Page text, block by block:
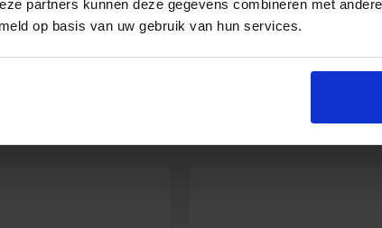
partners kunnen deze gegevens combineren met
op basis van uw gebruik van hun services.
Pflasterspender